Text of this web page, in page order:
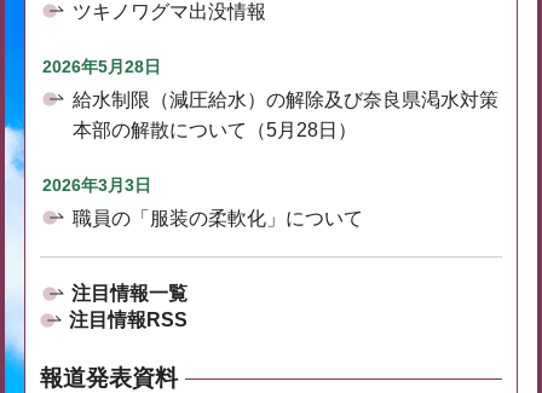
ツキノワグマ出没情報
2026年5月28日
給水制限（減圧給水）の解除及び奈良県渇水対策
本部の解散について（5月28日）
2026年3月3日
職員の「服装の柔軟化」について
注目情報一覧
注目情報RSS
報道発表資料